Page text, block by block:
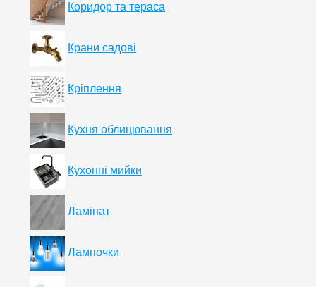
Коридор та тераса
Крани садові
Кріплення
Кухня облицювання
Кухонні мийки
Ламінат
Лампочки